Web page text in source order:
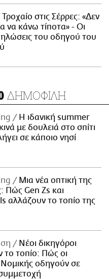
Τροχαίο στις Σέρρες: «Δεν
να κάνω τίποτα» - Οι
του οδηγού του
ΔΗΜΟΦΙΛΗ
Η ιδανική summer
με δουλειά στο σπίτι
σε κάποιο νησί
Μια νέα οπτική της
Πώς Gen Zs και
αλλάζουν το τοπίο της
Νέοι δικηγόροι
το τοπίο: Πώς οι
οδηγούν σε